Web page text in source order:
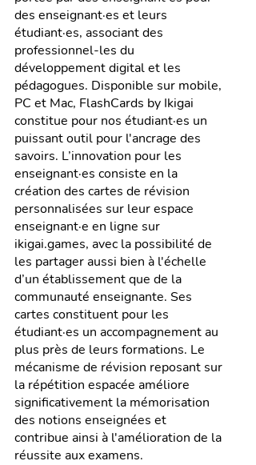
des enseignant·es et leurs
étudiant·es, associant des
professionnel-les du
développement digital et les
pédagogues. Disponible sur mobile,
PC et Mac, FlashCards by Ikigai
constitue pour nos étudiant·es un
puissant outil pour l'ancrage des
savoirs. L’innovation pour les
enseignant·es consiste en la
création des cartes de révision
personnalisées sur leur espace
enseignant·e en ligne sur
ikigai.games, avec la possibilité de
les partager aussi bien à l'échelle
d’un établissement que de la
communauté enseignante. Ses
cartes constituent pour les
étudiant·es un accompagnement au
plus près de leurs formations. Le
mécanisme de révision reposant sur
la répétition espacée améliore
significativement la mémorisation
des notions enseignées et
contribue ainsi à l'amélioration de la
réussite aux examens.